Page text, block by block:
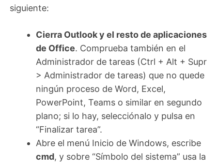
siguiente:
Cierra Outlook y el resto de aplicaciones
de Office. Comprueba también en el
Administrador de tareas (Ctrl + Alt + Supr
> Administrador de tareas) que no quede
ningún proceso de Word, Excel,
PowerPoint, Teams o similar en segundo
plano; si lo hay, selecciónalo y pulsa en
“Finalizar tarea”.
Abre el menú Inicio de Windows, escribe
cmd, y sobre “Símbolo del sistema” usa la